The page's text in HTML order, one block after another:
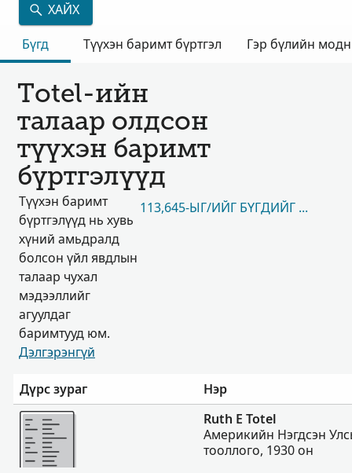
ХАЙХ
Бүгд
Түүхэн баримт бүртгэл Гэр бүлийн
Totel-ийн
талаар олдсон
түүхэн баримт
бүртгэлүүд
Түүхэн баримт
бүртгэлүүд нь хувь
хүний амьдралд
болсон үйл явдлын
талаар чухал
мэдээллийг
агуулдаг
баримтууд юм.
Дэлгэрэнгүй
113,645-ЫГ/ИЙГ БҮГДИЙГ НЬ ҮЗЭХ
Дүрс зураг
Нэр
Нэмэх
Ruth E Totel
Америкийн Нэгдсэн
тооллого, 1930 он